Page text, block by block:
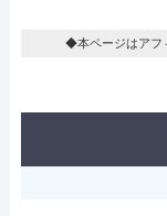
◆本ページはアフ